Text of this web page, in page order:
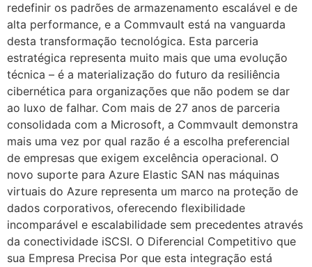
redefinir os padrões de armazenamento escalável e de
alta performance, e a Commvault está na vanguarda
desta transformação tecnológica. Esta parceria
estratégica representa muito mais que uma evolução
técnica – é a materialização do futuro da resiliência
cibernética para organizações que não podem se dar
ao luxo de falhar. Com mais de 27 anos de parceria
consolidada com a Microsoft, a Commvault demonstra
mais uma vez por qual razão é a escolha preferencial
de empresas que exigem excelência operacional. O
novo suporte para Azure Elastic SAN nas máquinas
virtuais do Azure representa um marco na proteção de
dados corporativos, oferecendo flexibilidade
incomparável e escalabilidade sem precedentes através
da conectividade iSCSI. O Diferencial Competitivo que
sua Empresa Precisa Por que esta integração está